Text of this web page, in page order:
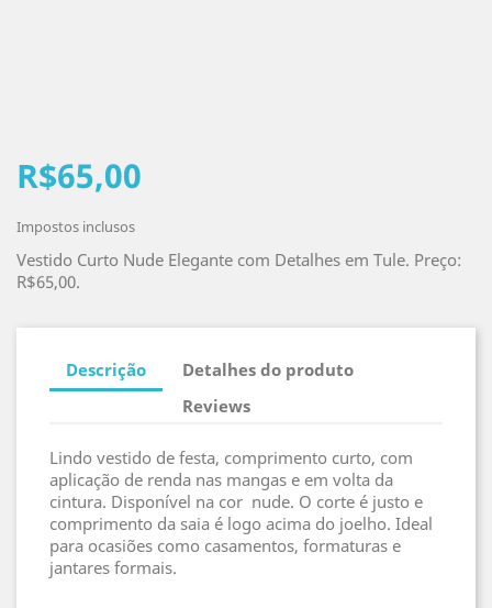
R$65,00
Impostos inclusos
Vestido Curto Nude Elegante com Detalhes em Tule. Preço:
R$65,00.
Descrição
Detalhes do produto
Reviews
Lindo vestido de festa, comprimento curto, com
aplicação de renda nas mangas e em volta da
cintura. Disponível na cor nude. O corte é justo e
comprimento da saia é logo acima do joelho. Ideal
para ocasiões como casamentos, formaturas e
jantares formais.